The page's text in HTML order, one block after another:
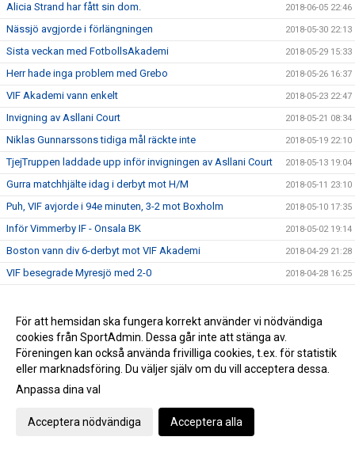
Alicia Strand har fått sin dom. 2018-06-05 22:46
Nässjö avgjorde i förlängningen 2018-05-30 22:13
Sista veckan med FotbollsAkademi 2018-05-29 15:33
Herr hade inga problem med Grebo 2018-05-26 16:37
VIF Akademi vann enkelt 2018-05-23 22:47
Invigning av Asllani Court 2018-05-21 08:34
Niklas Gunnarssons tidiga mål räckte inte 2018-05-19 22:10
TjejTruppen laddade upp inför invigningen av Asllani Court 2018-05-13 19:04
Gurra matchhjälte idag i derbyt mot H/M 2018-05-11 23:10
Puh, VIF avjorde i 94e minuten, 3-2 mot Boxholm 2018-05-10 17:35
Inför Vimmerby IF - Onsala BK 2018-05-02 19:14
Boston vann div 6-derbyt mot VIF Akademi 2018-04-29 21:28
VIF besegrade Myresjö med 2-0 2018-04-28 16:25
Bergdalens IK på lördag! 2018-04-27 20:57
Öppettider på kansliet Valborg och 1:a maj 2018-04-26 14:47
Historisk seger för Akademilaget 2018-04-22 22:23
Herr vände ett 1-0 underläge till storseger 1-6
Dam tappade greppet i 2a och fick en försmädlig
uddamålförlust
För att hemsidan ska fungera korrekt använder vi nödvändiga
cookies från SportAdmin. Dessa går inte att stänga av.
Föreningen kan också använda frivilliga cookies, t.ex. för statistik
eller marknadsföring. Du väljer själv om du vill acceptera dessa.
Anpassa dina val
Acceptera nödvändiga Acceptera alla